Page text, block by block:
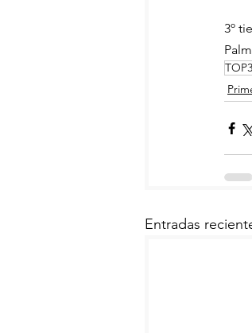
3º
TOP3
Entradas